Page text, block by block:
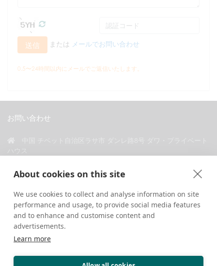
About cookies on this site
We use cookies to collect and analyse information on site
performance and usage, to provide social media features
and to enhance and customise content and
advertisements.
Learn more
送信 または メールでお問い合わせ
0.5〜24時間以内にメールでご返信いたします。
お問い合わせ
私たちとつながる